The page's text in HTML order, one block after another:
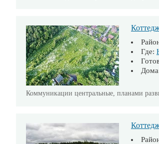
Где:
Коммуникации центральные, планами